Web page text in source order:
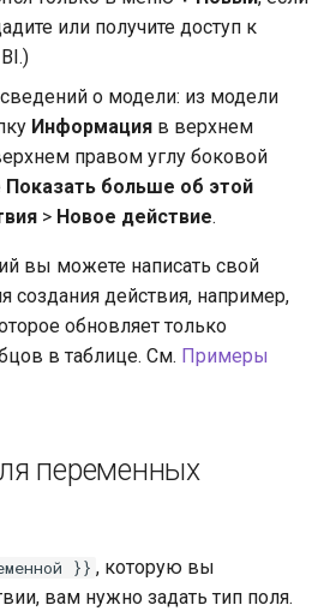
или получите доступ к
о модели: из модели
Информация в верхнем
правом углу боковой
Показать больше об этой
> Новое действие.
вы можете написать свой
создания действия, например,
обновляет только
в таблице. См. Примеры
переменных
}} , которую вы
вам нужно задать тип поля.